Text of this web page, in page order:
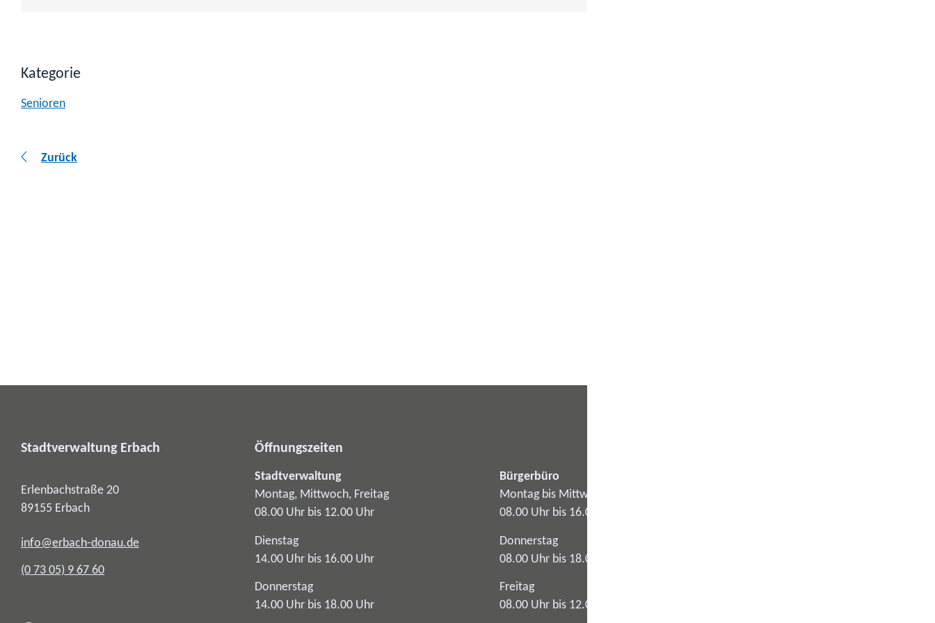
Kategorie
Senioren
Zurück
Stadtverwaltung Erbach
Erlenbachstraße 20
89155 Erbach
info@erbach-donau.de
(0 73 05) 9 67 60
Öffnungszeiten
Stadtverwaltung
Montag, Mittwoch, Freitag
08.00 Uhr bis 12.00 Uhr
Dienstag
14.00 Uhr bis 16.00 Uhr
Donnerstag
14.00 Uhr bis 18.00 Uhr
Bürgerbüro
Montag bis Mittwoch
08.00 Uhr bis 16.00 Uhr
Donnerstag
08.00 Uhr bis 18.00 Uhr
Freitag
08.00 Uhr bis 12.00 Uhr